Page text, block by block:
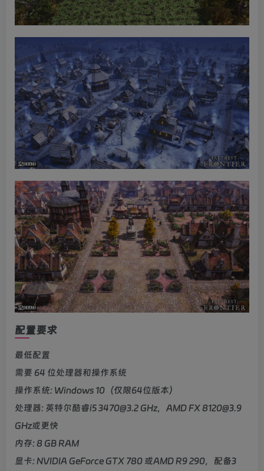
配置要求
最低配置
需要 64 位处理器和操作系统
操作系统: Windows 10（仅限64位版本）
处理器: 英特尔酷睿i5 3470@3.2 GHz，AMD FX 8120@3.9
GHz或更快
内存: 8 GB RAM
显卡: NVIDIA GeForce GTX 780 或AMD R9 290，配备3